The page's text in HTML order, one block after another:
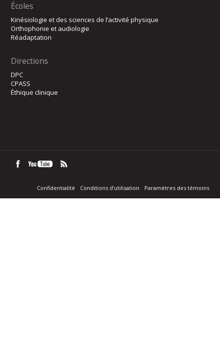
Écoles
Kinésiologie et des sciences de l’activité physique
Orthophonie et audiologie
Réadaptation
Directions
DPC
CPASS
Éthique clinique
Confidentialité Conditions d’utilisation Paramètres des témoins